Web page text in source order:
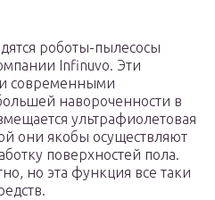
роботы-пылесосы
Infinuvo. Эти
современными
навороченности в
ультрафиолетовая
они якобы осуществляют
поверхностей пола.
но эта функция все таки